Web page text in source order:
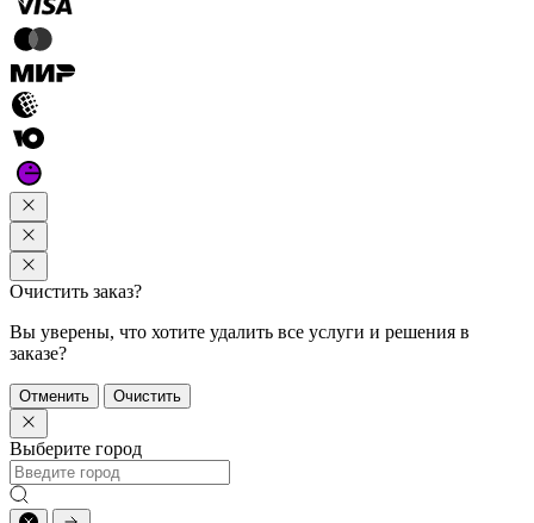
Очистить заказ?
Вы уверены, что хотите удалить все услуги и решения в
заказе?
Отменить Очистить
Выберите город